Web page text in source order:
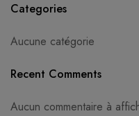
Categories
Aucune catégorie
Recent Comments
Aucun commentaire à